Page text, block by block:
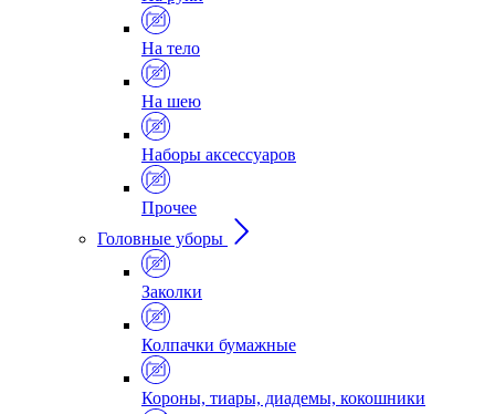
На тело
На шею
Наборы аксессуаров
Прочее
Головные уборы
Заколки
Колпачки бумажные
Короны, тиары, диадемы, кокошники